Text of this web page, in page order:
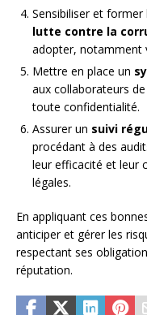
Sensibiliser et
lutte contre la
adopter, notamment
Mettre en place un
aux collaborateurs
toute confidentialité.
Assurer un suivi
procédant à des
leur efficacité et leur
légales.
En appliquant ces
anticiper et gérer les
respectant ses
réputation.